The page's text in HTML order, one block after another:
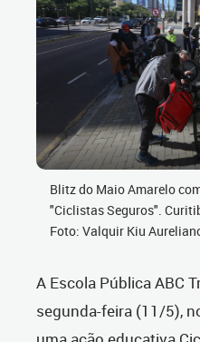
Blitz do Maio Amarelo
"Ciclistas Seguros".
Foto: Valquir Kiu
A Escola Pública ABC
segunda-feira (11/5),